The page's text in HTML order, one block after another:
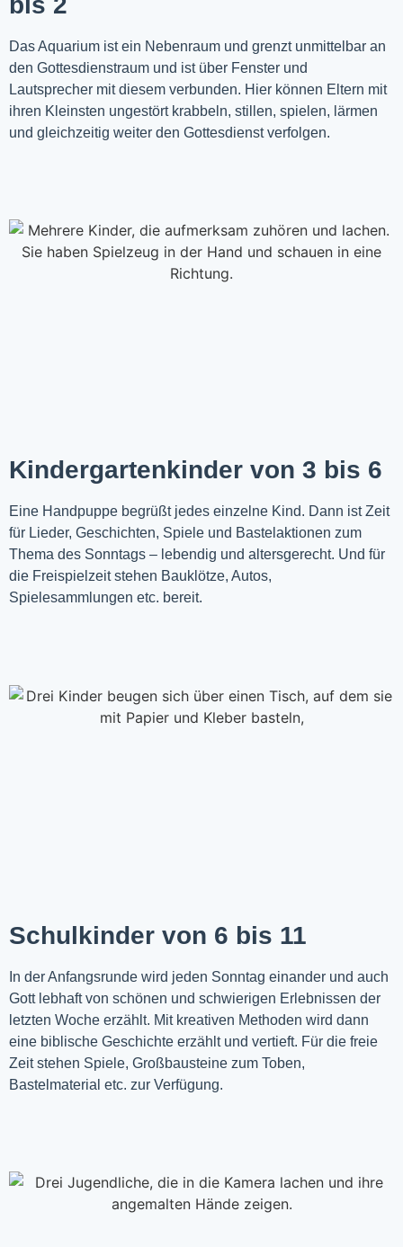
Das Aquarium ist ein Nebenraum und grenzt unmittelbar an
den Gottesdienstraum und ist über Fenster und
Lautsprecher mit diesem verbunden. Hier können Eltern mit
ihren Kleinsten ungestört krabbeln, stillen, spielen, lärmen
und gleichzeitig weiter den Gottesdienst verfolgen.
Kindergartenkinder von 3 bis 6
Eine Handpuppe begrüßt jedes einzelne Kind. Dann ist Zeit
für Lieder, Geschichten, Spiele und Bastelaktionen zum
Thema des Sonntags – lebendig und altersgerecht. Und für
die Freispielzeit stehen Bauklötze, Autos,
Spielesammlungen etc. bereit.
Schulkinder von 6 bis 11
In der Anfangsrunde wird jeden Sonntag einander und auch
Gott lebhaft von schönen und schwierigen Erlebnissen der
letzten Woche erzählt. Mit kreativen Methoden wird dann
eine biblische Geschichte erzählt und vertieft. Für die freie
Zeit stehen Spiele, Großbausteine zum Toben,
Bastelmaterial etc. zur Verfügung.